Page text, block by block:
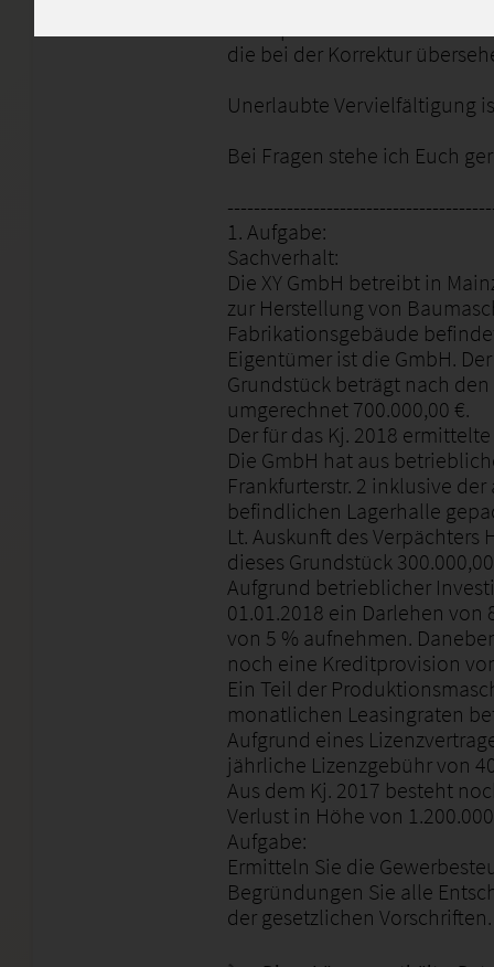
die bei der Korrektur
Unerlaubte Vervielfältigung
Bei Fragen stehe ich Euch
1. Aufgabe:
Sachverhalt:
Die XY GmbH betreibt in
zur Herstellung von
Fabrikationsgebäude
Eigentümer ist die GmbH.
Grundstück beträgt nach
umgerechnet 700.000,00 €.
Der für das Kj. 2018
Die GmbH hat aus
Frankfurterstr. 2 inklusive
befindlichen Lagerhalle
Lt. Auskunft des
dieses Grundstück
Aufgrund betrieblicher
01.01.2018 ein Darlehen von
von 5 % aufnehmen.
noch eine Kreditprovision
Ein Teil der
monatlichen Leasingraten
Aufgrund eines
jährliche Lizenzgebühr von
Aus dem Kj. 2017 besteht
Verlust in Höhe von
Aufgabe:
Ermitteln Sie die
Begründungen Sie alle
der gesetzlichen Vorschriften.